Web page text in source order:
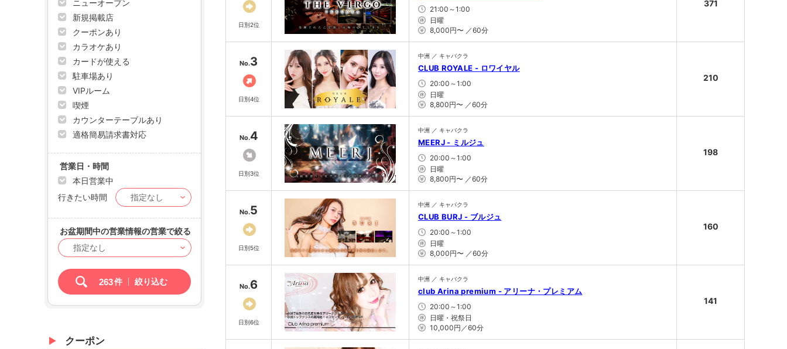
日別2位
21:00～1:00
日曜
8,000円〜 ／60分
371
No.3
日別4位
中洲 ／ キャバクラ
CLUB ROYALE - ロワイヤル
20:00～1:00
日曜
8,800円〜 ／60分
210
No.4
日別3位
中洲 ／ キャバクラ
MEERJ - ミルジュ
20:00～1:00
日曜
8,800円〜 ／60分
198
No.5
日別5位
中洲 ／ キャバクラ
CLUB BURJ - ブルジュ
20:00～1:00
日曜
8,000円〜 ／60分
160
No.6
日別6位
中洲 ／ キャバクラ
club Arina premium - アリーナ・プレミアム
20:00～1:00
日曜・祝祭日
10,000円／60分
141
ニューオープン
新規掲載店
クーポンあり
カラオケあり
カードが使える
駐車場あり
VIPルーム
喫煙
カウンターテーブルあり
適格簡易請求書対応
営業日・時間
本日営業中
行きたい時間
お盆期間中の営業情報の営業で絞る
263件 絞り込む
クーポン